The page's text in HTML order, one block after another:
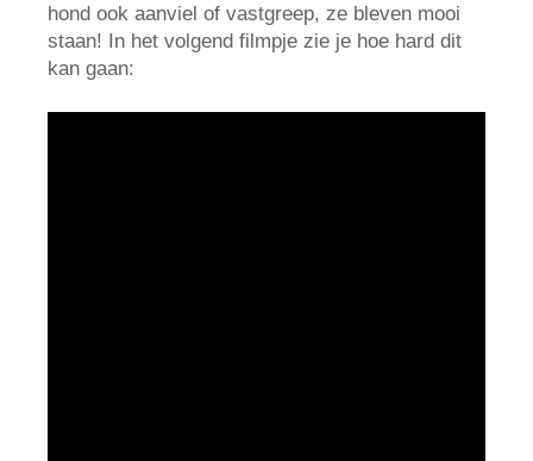
hond ook aanviel of vastgreep, ze bleven mooi
staan! In het volgend filmpje zie je hoe hard dit
kan gaan: